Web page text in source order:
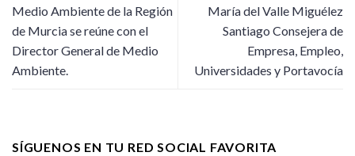
Medio Ambiente de la Región
de Murcia se reúne con el
Director General de Medio
Ambiente.
María del Valle Miguélez
Santiago Consejera de
Empresa, Empleo,
Universidades y Portavocía
SÍGUENOS EN TU RED SOCIAL FAVORITA